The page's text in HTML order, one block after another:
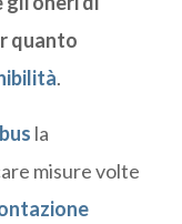
quanto
.
la
misure volte